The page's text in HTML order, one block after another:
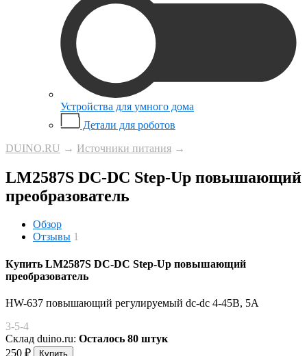
Устройства для умного дома
Детали для роботов
DUINO.RU → Источники питания →
LM2587S DC-DC Step-Up повышающий
преобразователь
Обзор
Отзывы 1
Купить LM2587S DC-DC Step-Up повышающий
преобразователь
HW-637 повышающий регулируемый dc-dc 4-45В, 5А
3-5-4
Склад duino.ru: Осталось 80 штук
250 ₽